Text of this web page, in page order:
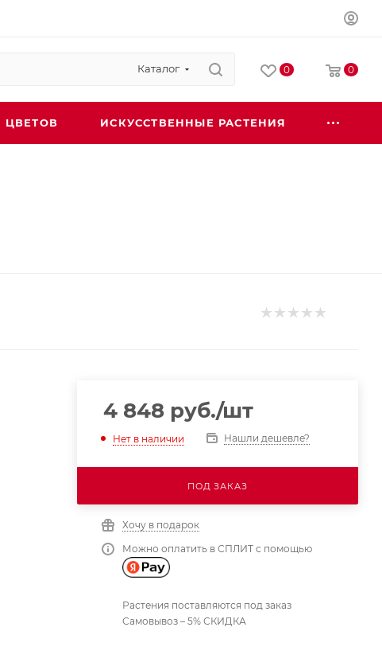
Каталог 0 0
ЦВЕТОВ ИСКУССТВЕННЫЕ РАСТЕНИЯ
4 848руб./шт
Нет в наличии Нашли дешевле?
ПОД ЗАКАЗ
Хочу в подарок
Можно оплатить в СПЛИТ с помощью
Растения поставляются под заказ
Самовывоз – 5% СКИДКА